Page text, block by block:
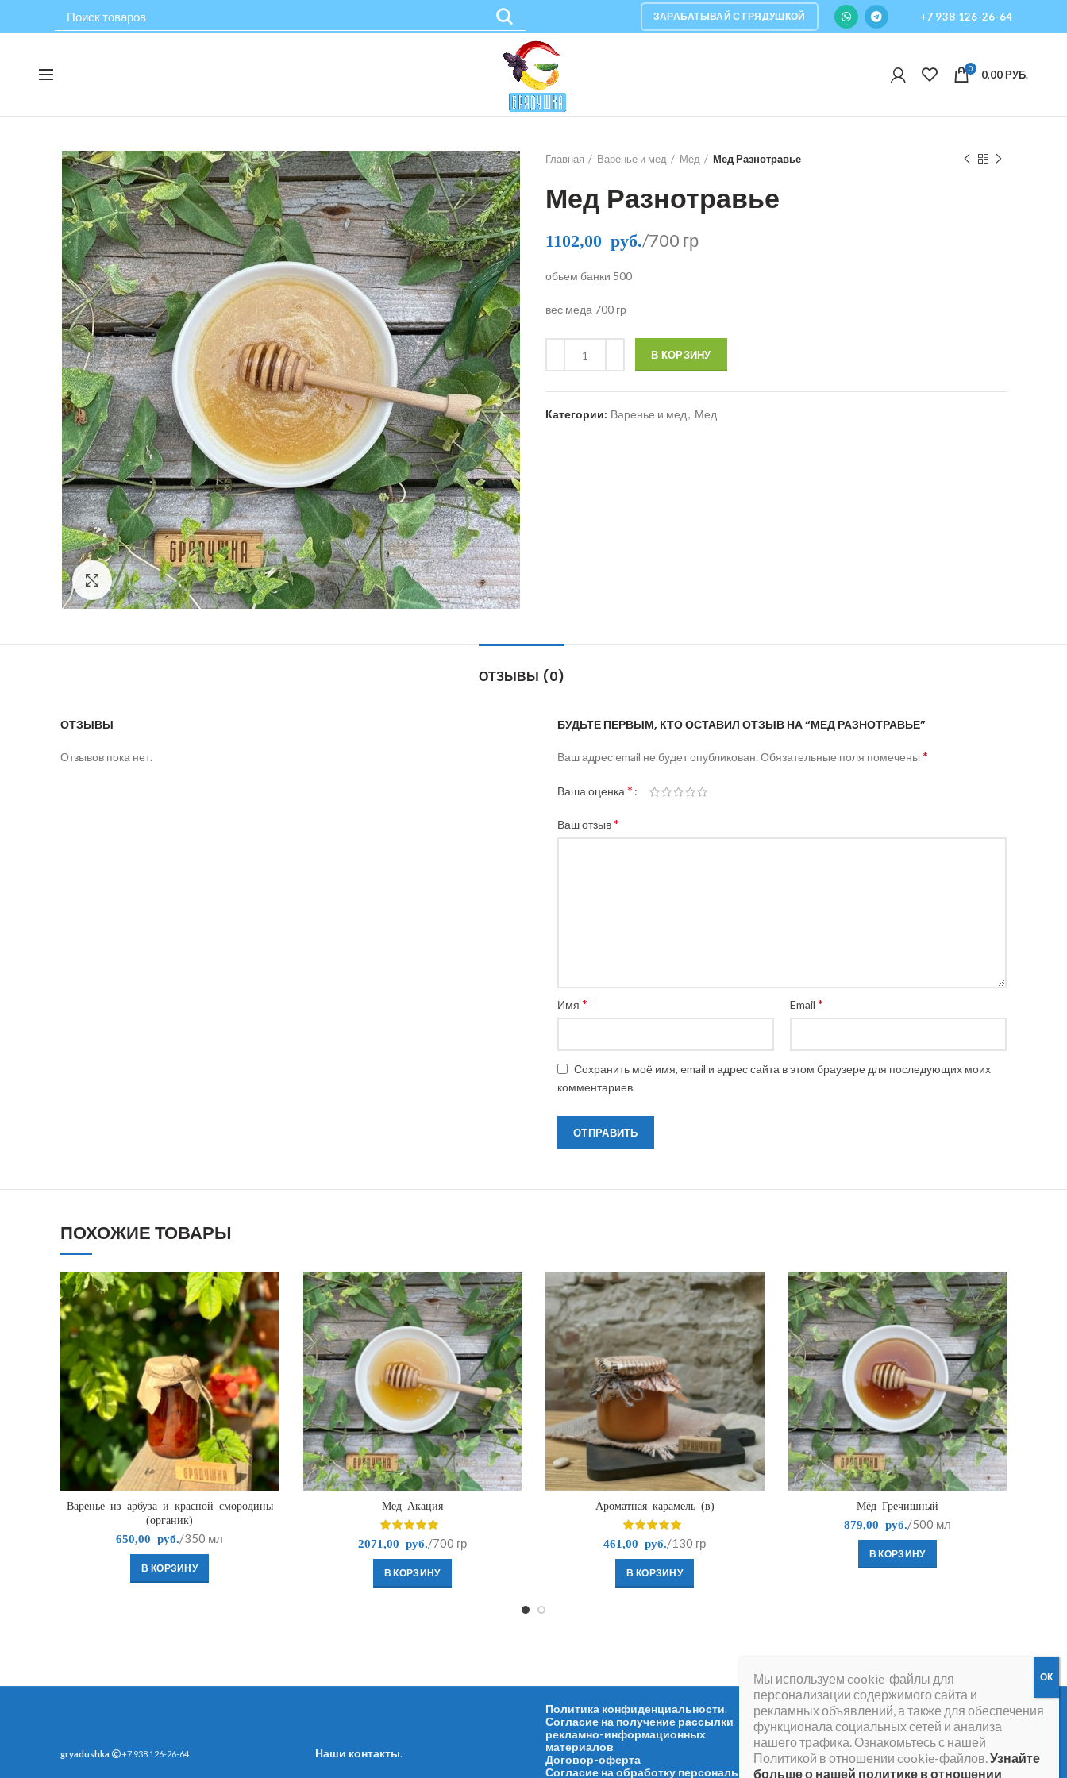
ЗАРАБАТЫВАЙ С ГРЯДУШКОЙ +7 938 126-26-64
0 0,00РУБ.
Click to enlarge
Главная Варенье и мед Мед Мед Разнотравье
Мед Разнотравье
1102,00 руб./700 гр
обьем банки 500
вес меда 700 гр
В КОРЗИНУ
Категории: Варенье и мед, Мед
ОТЗЫВЫ (0)
ОТЗЫВЫ
Отзывов пока нет.
БУДЬТЕ ПЕРВЫМ, КТО ОСТАВИЛ ОТЗЫВ НА “МЕД РАЗНОТРАВЬЕ”
Ваш адрес email не будет опубликован. Обязательные поля помечены *
Ваша оценка*
Ваш отзыв*
Имя * Email *
Сохранить моё имя, email и адрес сайта в этом браузере для последующих моих
комментариев.
ПОХОЖИЕ ТОВАРЫ
Варенье из арбуза и красной смородины
(органик)
650,00 руб. /350 мл
В КОРЗИНУ
Мед Акация
2071,00 руб. /700 гр
В КОРЗИНУ
Ароматная карамель (в)
461,00 руб. /130 гр
В КОРЗИНУ
Мёд Гречишный
879,00 руб. /500 мл
В КОРЗИНУ
gryadushka +7 938 126-26-64 Наши контакты.
Политика конфиденциальности.
Согласие на получение рассылки
рекламно-информационных
материалов
Договор-оферта
Согласие на обработку персональных
Вопросы и ответы.
Мы используем cookie-файлы для
персонализации содержимого сайта и
рекламных объявлений, а также для обеспечения
функционала социальных сетей и анализа
нашего трафика. Ознакомьтесь с нашей
Политикой в отношении cookie-файлов.Узнайте
больше о нашей политике в отношении